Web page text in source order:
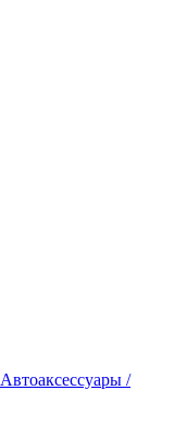
Автоаксессуары /